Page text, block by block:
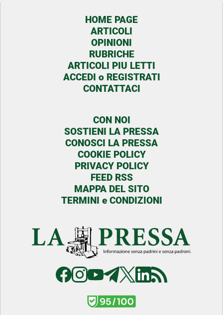
HOME PAGE
ARTICOLI
OPINIONI
RUBRICHE
ARTICOLI PIU LETTI
ACCEDI o REGISTRATI
CONTATTACI
CON NOI
SOSTIENI LA PRESSA
CONOSCI LA PRESSA
COOKIE POLICY
PRIVACY POLICY
FEED RSS
MAPPA DEL SITO
TERMINI e CONDIZIONI